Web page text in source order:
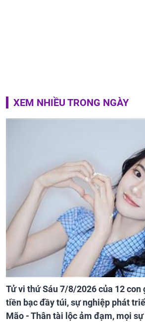
XEM NHIỀU TRONG NGÀY
Tử vi thứ Sáu 7/8/2026 của 12 con
tiền bạc đầy túi, sự nghiệp phát
Mão - Thân tài lộc ảm đạm, mọi